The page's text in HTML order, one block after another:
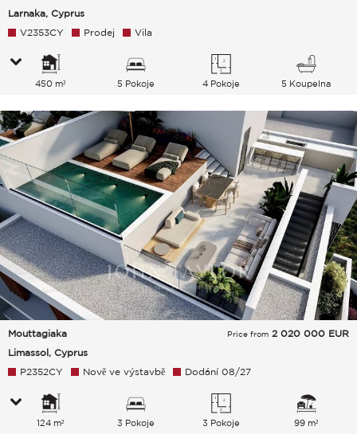
Larnaka, Cyprus
V2353CY Prodej Vila
450 m² 5 Pokoje 4 Pokoje 5 Koupelna
Mouttagiaka
Limassol, Cyprus
Price from 2 020 000 EUR
P2352CY Nově ve výstavbě Dodání 08/27
124 m² 3 Pokoje 3 Pokoje 99 m²